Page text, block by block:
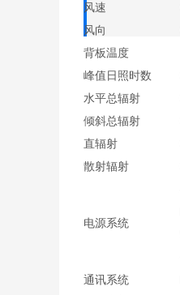
风速
风向
背板温度
峰值日照时数
水平总辐射
倾斜总辐射
直辐射
散射辐射
电源系统
通讯系统